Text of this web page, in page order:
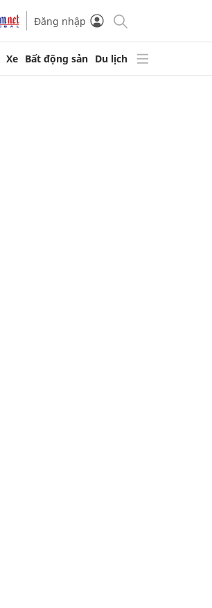
Đăng nhập
Xe Bất động sản Du lịch